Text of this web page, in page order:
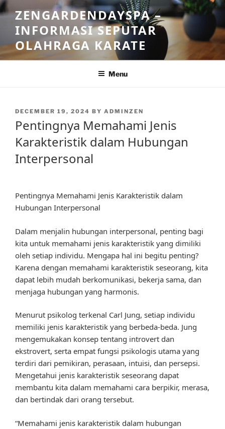
Skip
to
content
ZENGARDENDAYSPA –
INFORMASI SEPUTAR
OLAHRAGA KARATE
Menu
POSTED
DECEMBER 19, 2024 BY ADMINZEN
Pentingnya Memahami Jenis
Karakteristik dalam Hubungan
Interpersonal
Pentingnya Memahami Jenis Karakteristik dalam
Hubungan Interpersonal
Dalam menjalin hubungan interpersonal, penting bagi
kita untuk memahami jenis karakteristik yang dimiliki
oleh setiap individu. Mengapa hal ini begitu penting?
Karena dengan memahami karakteristik seseorang, kita
dapat lebih mudah berkomunikasi, bekerja sama, dan
menjaga hubungan yang harmonis.
Menurut psikolog terkenal Carl Jung, setiap individu
memiliki jenis karakteristik yang berbeda-beda. Jung
mengemukakan konsep tentang introvert dan
ekstrovert, serta empat fungsi psikologis utama yang
terdiri dari pemikiran, perasaan, intuisi, dan persepsi.
Mengetahui jenis karakteristik seseorang dapat
membantu kita dalam memahami cara berpikir, merasa,
dan bertindak dari orang tersebut.
“Memahami jenis karakteristik dalam hubungan